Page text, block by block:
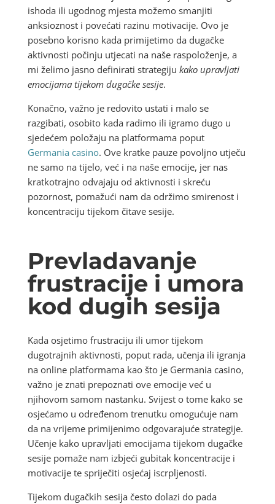
ishoda ili ugodnog mjesta možemo smanjiti
anksioznost i povećati razinu motivacije. Ovo je
posebno korisno kada primijetimo da dugačke
aktivnosti počinju utjecati na naše raspoloženje, a
mi želimo jasno definirati strategiju kako upravljati
emocijama tijekom dugačke sesije.
Konačno, važno je redovito ustati i malo se
razgibati, osobito kada radimo ili igramo dugo u
sjedećem položaju na platformama poput
Germania casino. Ove kratke pauze povoljno utječu
ne samo na tijelo, već i na naše emocije, jer nas
kratkotrajno odvajaju od aktivnosti i skreću
pozornost, pomažući nam da održimo smirenost i
koncentraciju tijekom čitave sesije.
Prevladavanje
frustracije i umora
kod dugih sesija
Kada osjetimo frustraciju ili umor tijekom
dugotrajnih aktivnosti, poput rada, učenja ili igranja
na online platformama kao što je Germania casino,
važno je znati prepoznati ove emocije već u
njihovom samom nastanku. Svijest o tome kako se
osjećamo u određenom trenutku omogućuje nam
da na vrijeme primijenimo odgovarajuće strategije.
Učenje kako upravljati emocijama tijekom dugačke
sesije pomaže nam izbjeći gubitak koncentracije i
motivacije te spriječiti osjećaj iscrpljenosti.
Tijekom dugačkih sesija često dolazi do pada